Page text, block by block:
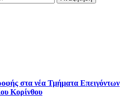
στα νέα Τμήματα Επειγόντων
Κορίνθου